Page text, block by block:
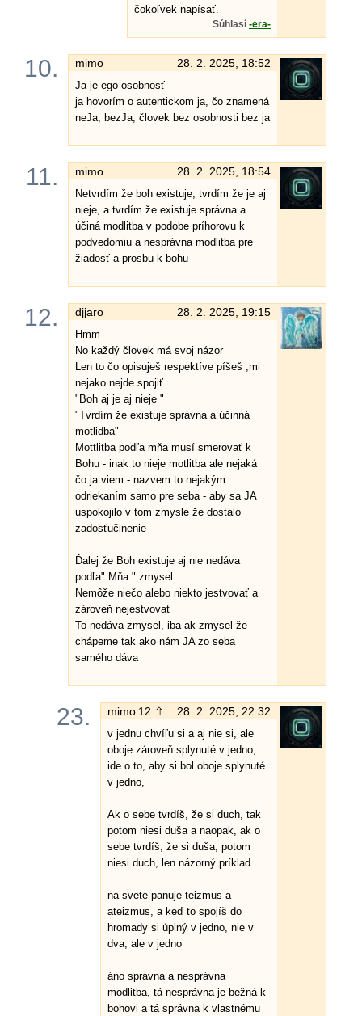
čokoľvek napísať.
Súhlasí -era-
10. mimo 28. 2. 2025, 18:52
Ja je ego osobnosť
ja hovorím o autentickom ja, čo znamená
neJa, bezJa, človek bez osobnosti bez ja
11. mimo 28. 2. 2025, 18:54
Netvrdím že boh existuje, tvrdím že je aj
nieje, a tvrdím že existuje správna a
účiná modlitba v podobe príhorovu k
podvedomiu a nesprávna modlitba pre
žiadosť a prosbu k bohu
12. djjaro 28. 2. 2025, 19:15
Hmm
No každý človek má svoj názor
Len to čo opisuješ respektíve píšeš ,mi
nejako nejde spojiť
"Boh aj je aj nieje "
"Tvrdím že existuje správna a účinná
motlidba"
Mottlitba podľa mňa musí smerovať k
Bohu - inak to nieje motlitba ale nejaká
čo ja viem - nazvem to nejakým
odriekaním samo pre seba - aby sa JA
uspokojilo v tom zmysle že dostalo
zadosťučinenie
Ďalej že Boh existuje aj nie nedáva
podľa" Mňa " zmysel
Nemôže niečo alebo niekto jestvovať a
zároveň nejestvovať
To nedáva zmysel, iba ak zmysel že
chápeme tak ako nám JA zo seba
samého dáva
23. mimo 12 ⇧ 28. 2. 2025, 22:32
v jednu chvíľu si a aj nie si, ale
oboje zároveň splynuté v jedno,
ide o to, aby si bol oboje splynuté
v jedno,
Ak o sebe tvrdíš, že si duch, tak
potom niesi duša a naopak, ak o
sebe tvrdíš, že si duša, potom
niesi duch, len názorný príklad
na svete panuje teizmus a
ateizmus, a keď to spojíš do
hromady si úplný v jedno, nie v
dva, ale v jedno
áno správna a nesprávna
modlitba, tá nesprávna je bežná k
bohovi a tá správna k vlastnému